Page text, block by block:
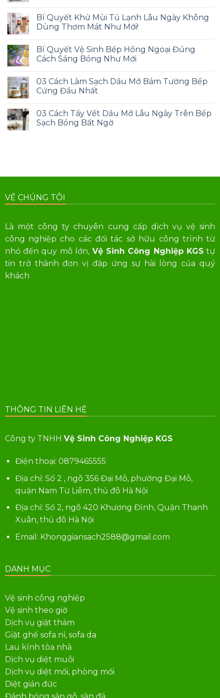
Bí Quyết Khử Mùi Tủ Lạnh Lâu Ngày Không
Dùng Thơm Mát Như Mới!
Bí Quyết Vệ Sinh Bếp Hồng Ngoại Đúng
Cách Sáng Bóng Như Mới
03 Cách Làm Sạch Dầu Mỡ Bám Tường Bếp
Cứng Đầu Nhất
03 Cách Tẩy Vết Dầu Mỡ Lâu Ngày Trên Bếp
Sạch Bóng Bất Ngờ
VỀ CHÚNG TÔI
Là một công ty chuyên cung cấp dịch vụ vệ sinh
công nghiệp cho các đối tác sở hữu công trình từ
nhỏ đến quy mô lớn,Vệ Sinh Công Nghiệp KGS tự
tin trở thành đơn vị đáp ứng sự hài lòng của quý
khách
THÔNG TIN LIÊN HỆ
Công ty TNHH Vệ Sinh Công Nghiệp KGS
Điện thoại: 0879465555
Địa chỉ: Số 2 , ngõ 356 Đại Mỗ, phường Đại Mỗ,
quận Nam Từ Liêm, thủ đô Hà Nội
Địa chỉ: Số 2, ngõ 420 Khương Đình, Quận Thanh
Xuân, thủ đô Hà Nội
Email: Khonggiansach2588@gmail.com
DANH MỤC
Vệ sinh công nghiệp
Vệ sinh theo giờ
Dịch vụ giặt thảm
Giặt ghế sofa nỉ, sofa da
Lau kính tòa nhà
Dịch vụ diệt muỗi
Dịch vụ diệt mối, phòng mối
Diệt gián đức